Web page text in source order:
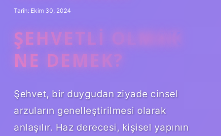
Tarih: Ekim 30, 2024
ŞEHVETLI OLMAK
NE DEMEK?
Şehvet, bir duygudan ziyade cinsel
arzuların genelleştirilmesi olarak
anlaşılır. Haz derecesi, kişisel yapının